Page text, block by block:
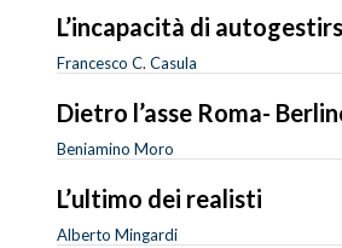
L’incapacità di
Francesco C. Casula
Dietro l’asse Roma-
Beniamino Moro
L’ultimo dei realisti
Alberto Mingardi